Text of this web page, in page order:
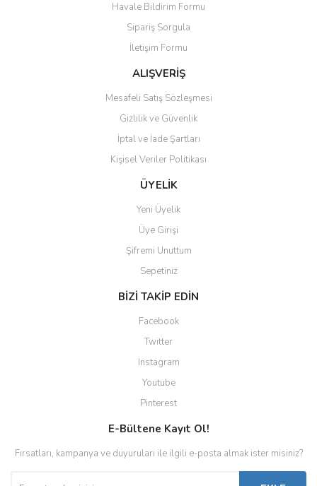
Ürün açıklamasında eksik bilgiler bulunuyor.
Ürün bilgilerinde hatalar bulunuyor.
Ürün fiyatı diğer sitelerden daha pahalı.
Bu ürüne benzer farklı alternatifler olmalı.
Gönder
Havale Bildirim Formu
Sipariş Sorgula
İletişim Formu
ALIŞVERİŞ
Mesafeli Satış Sözleşmesi
Gizlilik ve Güvenlik
İptal ve İade Şartları
Kişisel Veriler Politikası
ÜYELİK
Yeni Üyelik
Üye Girişi
Şifremi Unuttum
Sepetiniz
BİZİ TAKİP EDİN
Facebook
Twitter
Instagram
Youtube
Pinterest
E-Bültene Kayıt Ol!
Fırsatları, kampanya ve duyuruları ile ilgili e-posta almak ister misiniz?